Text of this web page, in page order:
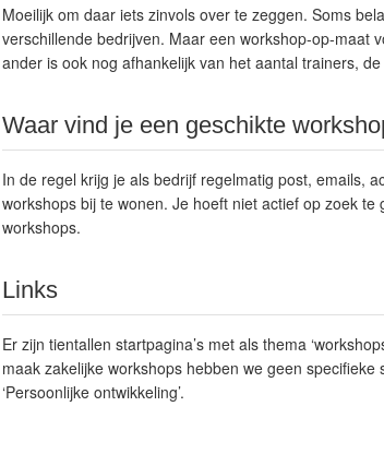
Moeilijk om daar iets zinvols over te zeggen. Soms
verschillende bedrijven. Maar een workshop-op-maat
ander is ook nog afhankelijk van het aantal trainers,
Waar vind je een geschikte
In de regel krijg je als bedrijf regelmatig post, emails,
workshops bij te wonen. Je hoeft niet actief op zoek te
workshops.
Links
Er zijn tientallen startpagina’s met als thema
maak zakelijke workshopshebben we geen specifieke
‘Persoonlijke ontwikkeling’.